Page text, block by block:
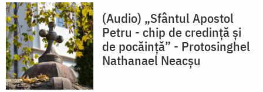
(Audio) „Sfântul Apostol
Petru - chip de credinţă şi
de pocăinţă” - Protosinghel
Nathanael Neacşu